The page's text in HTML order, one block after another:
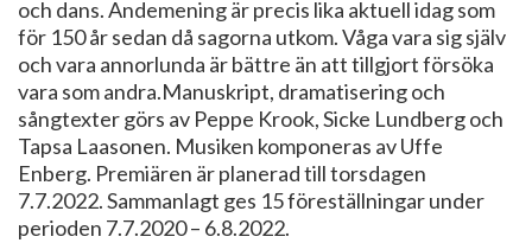
och dans. Andemening är precis lika aktuell idag som
för 150 år sedan då sagorna utkom. Våga vara sig själv
och vara annorlunda är bättre än att tillgjort försöka
vara som andra.Manuskript, dramatisering och
sångtexter görs av Peppe Krook, Sicke Lundberg och
Tapsa Laasonen. Musiken komponeras av Uffe
Enberg. Premiären är planerad till torsdagen
7.7.2022. Sammanlagt ges 15 föreställningar under
perioden 7.7.2020 – 6.8.2022.